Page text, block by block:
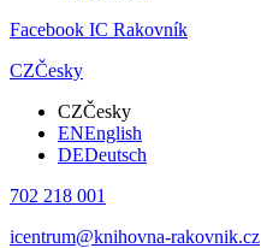
Facebook IC Rakovník
CZČesky
CZČesky
ENEnglish
DEDeutsch
702 218 001
icentrum@knihovna-rakovnik.cz